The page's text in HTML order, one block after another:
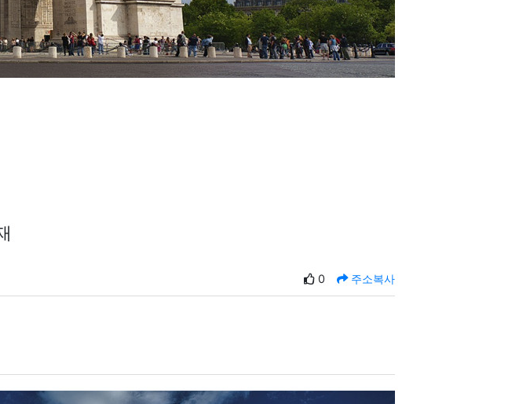
0 주소복사